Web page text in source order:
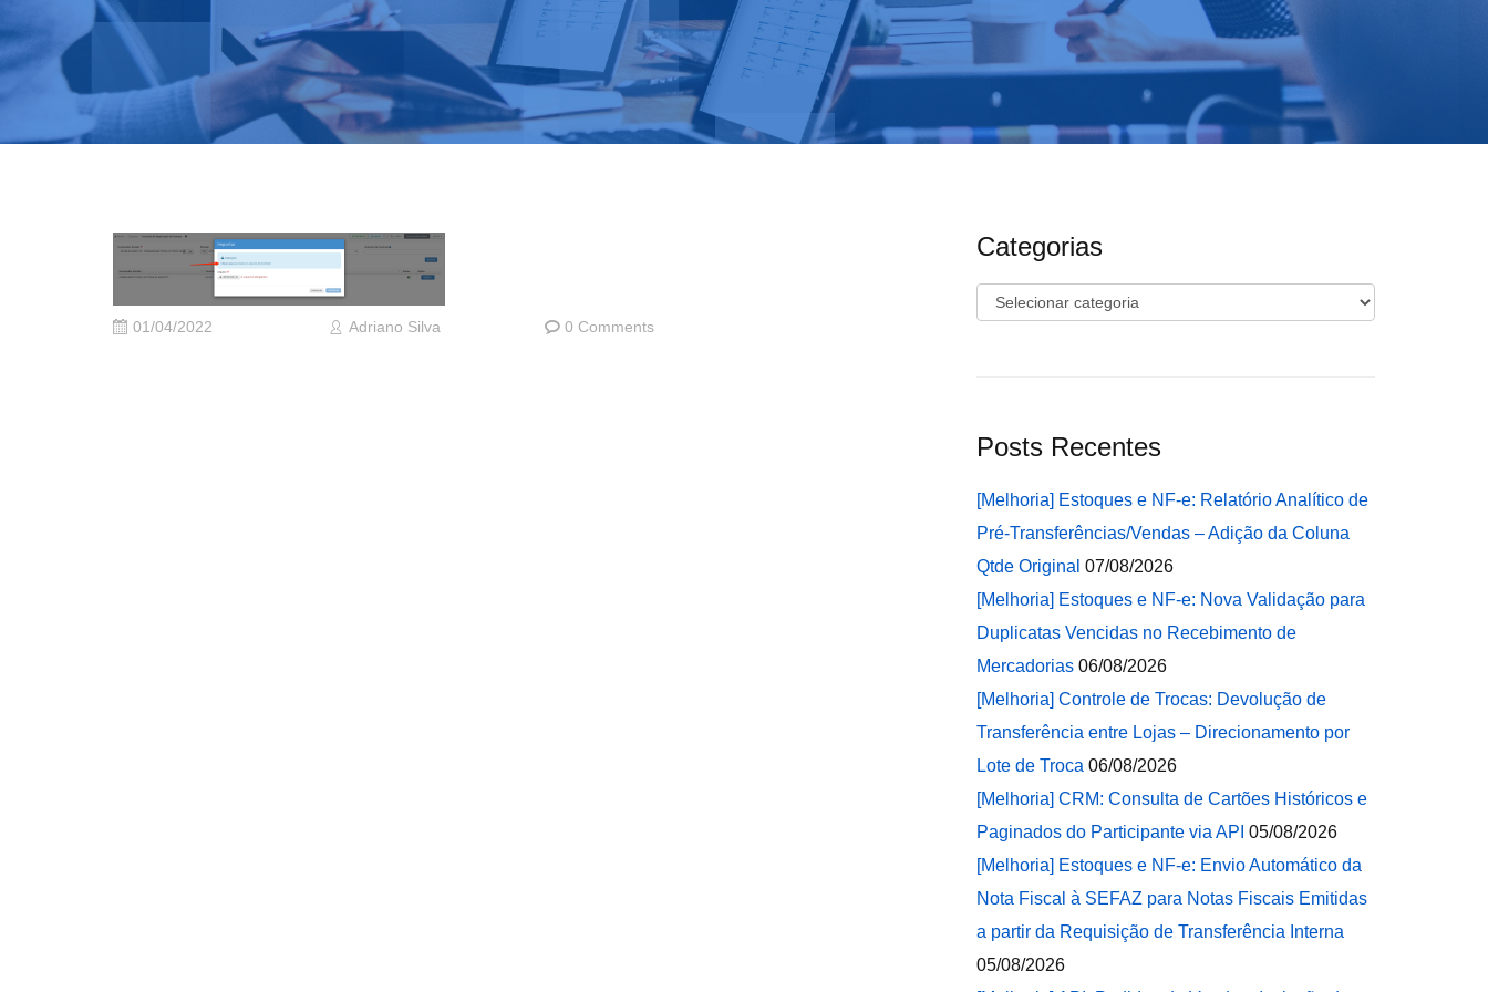
01/04/2022 Adriano Silva 0 Comments
Categorias
Categorias
Posts Recentes
[Melhoria] Estoques e NF-e: Relatório Analítico de
Pré-Transferências/Vendas – Adição da Coluna
Qtde Original 07/08/2026
[Melhoria] Estoques e NF-e: Nova Validação para
Duplicatas Vencidas no Recebimento de
Mercadorias 06/08/2026
[Melhoria] Controle de Trocas: Devolução de
Transferência entre Lojas – Direcionamento por
Lote de Troca 06/08/2026
[Melhoria] CRM: Consulta de Cartões Históricos e
Paginados do Participante via API 05/08/2026
[Melhoria] Estoques e NF-e: Envio Automático da
Nota Fiscal à SEFAZ para Notas Fiscais Emitidas
a partir da Requisição de Transferência Interna
05/08/2026